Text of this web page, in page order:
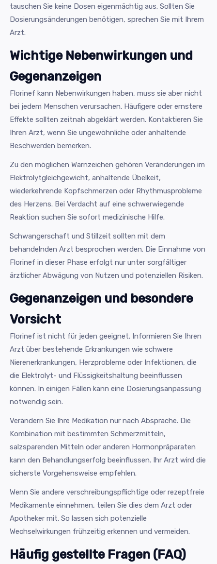
tauschen Sie keine Dosen eigenmächtig aus. Sollten Sie
Dosierungsänderungen benötigen, sprechen Sie mit Ihrem
Arzt.
Wichtige Nebenwirkungen und
Gegenanzeigen
Florinef kann Nebenwirkungen haben, muss sie aber nicht
bei jedem Menschen verursachen. Häufigere oder ernstere
Effekte sollten zeitnah abgeklärt werden. Kontaktieren Sie
Ihren Arzt, wenn Sie ungewöhnliche oder anhaltende
Beschwerden bemerken.
Zu den möglichen Warnzeichen gehören Veränderungen im
Elektrolytgleichgewicht, anhaltende Übelkeit,
wiederkehrende Kopfschmerzen oder Rhythmusprobleme
des Herzens. Bei Verdacht auf eine schwerwiegende
Reaktion suchen Sie sofort medizinische Hilfe.
Schwangerschaft und Stillzeit sollten mit dem
behandelnden Arzt besprochen werden. Die Einnahme von
Florinef in dieser Phase erfolgt nur unter sorgfältiger
ärztlicher Abwägung von Nutzen und potenziellen Risiken.
Gegenanzeigen und besondere
Vorsicht
Florinef ist nicht für jeden geeignet. Informieren Sie Ihren
Arzt über bestehende Erkrankungen wie schwere
Nierenerkrankungen, Herzprobleme oder Infektionen, die
die Elektrolyt- und Flüssigkeitshaltung beeinflussen
können. In einigen Fällen kann eine Dosierungsanpassung
notwendig sein.
Verändern Sie Ihre Medikation nur nach Absprache. Die
Kombination mit bestimmten Schmerzmitteln,
salzsparenden Mitteln oder anderen Hormonpräparaten
kann den Behandlungserfolg beeinflussen. Ihr Arzt wird die
sicherste Vorgehensweise empfehlen.
Wenn Sie andere verschreibungspflichtige oder rezeptfreie
Medikamente einnehmen, teilen Sie dies dem Arzt oder
Apotheker mit. So lassen sich potenzielle
Wechselwirkungen frühzeitig erkennen und vermeiden.
Häufig gestellte Fragen (FAQ)